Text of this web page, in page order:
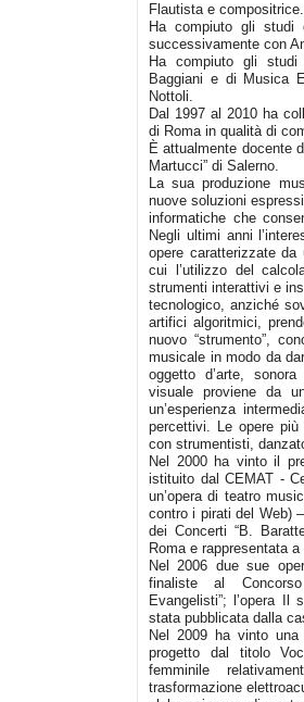
Flautista e compositrice.
Ha compiuto gli studi
successivamente con
Ha compiuto gli
Baggiani e di Musica
Nottoli.
Dal 1997 al 2010 ha
di Roma in qualità di
È attualmente docente
Martucci” di Salerno.
La sua produzione
nuove soluzioni
informatiche che
Negli ultimi anni
opere caratterizzate
cui l’utilizzo del
strumenti interattivi e
tecnologico, anziché
artifici algoritmici,
nuovo “strumento”,
musicale in modo da
oggetto d’arte,
visuale proviene da
un’esperienza
percettivi. Le opere
con strumentisti,
Nel 2000 ha vinto il
istituito dal CEMAT -
un’opera di teatro
contro i pirati del Web)
dei Concerti “B.
Roma e rappresentata
Nel 2006 due sue
finaliste al
Evangelisti”; l’opera
stata pubblicata dalla
Nel 2009 ha vinto
progetto dal titolo
femminile
trasformazione